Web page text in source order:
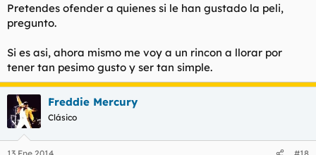
Pretendes ofender a quienes si le han gustado la peli,
pregunto.
Si es asi, ahora mismo me voy a un rincon a llorar por
tener tan pesimo gusto y ser tan simple.
Freddie Mercury
Clásico